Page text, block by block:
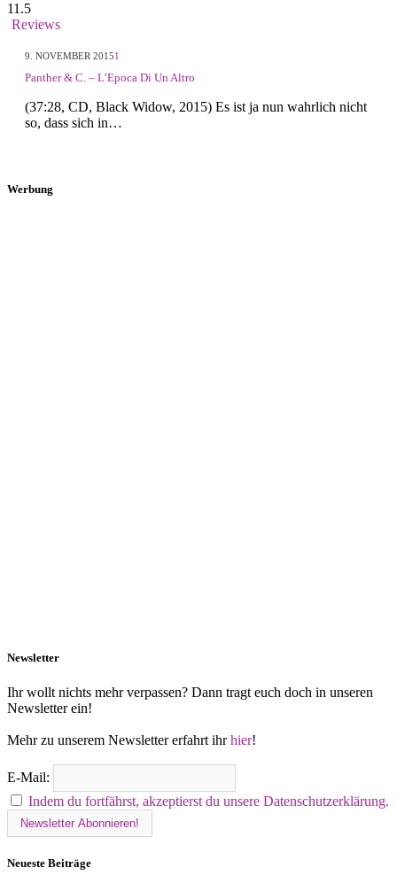
11.5
Reviews
9. NOVEMBER 20151
Panther & C. – L’Epoca Di Un Altro
(37:28, CD, Black Widow, 2015) Es ist ja nun wahrlich nicht
so, dass sich in…
Werbung
Newsletter
Ihr wollt nichts mehr verpassen? Dann tragt euch doch in unseren
Newsletter ein!
Mehr zu unserem Newsletter erfahrt ihrhier!
E-Mail:
Indem du fortfährst, akzeptierst du unsere Datenschutzerklärung.
Neueste Beiträge